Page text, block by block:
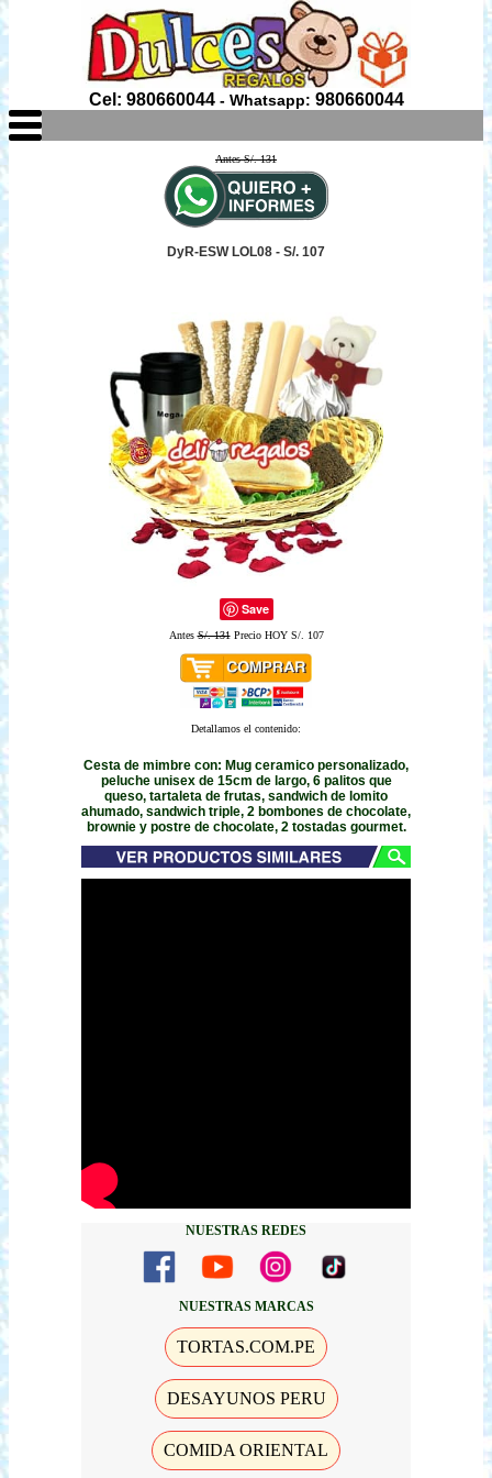
Cel: 980660044- Whatsapp: 980660044
Antes S/. 131
DyR-ESW LOL08 - S/. 107
Save
AntesS/. 131Precio HOY S/. 107
Detallamos el contenido:
Cesta de mimbre con: Mug ceramico personalizado,
peluche unisex de 15cm de largo, 6 palitos que
queso, tartaleta de frutas, sandwich de lomito
ahumado, sandwich triple, 2 bombones de chocolate,
brownie y postre de chocolate, 2 tostadas gourmet.
NUESTRAS REDES
NUESTRAS MARCAS
TORTAS.COM.PE
DESAYUNOS PERU
COMIDA ORIENTAL